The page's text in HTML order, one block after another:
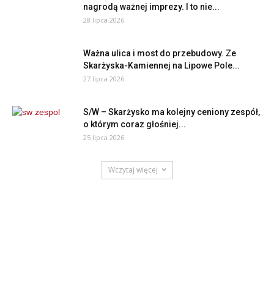
nagrodą ważnej imprezy. I to nie...
28 lipca 2026
Ważna ulica i most do przebudowy. Ze
Skarżyska-Kamiennej na Lipowe Pole...
27 lipca 2026
S/W – Skarżysko ma kolejny ceniony zespół,
o którym coraz głośniej...
25 lipca 2026
Wczytaj więcej